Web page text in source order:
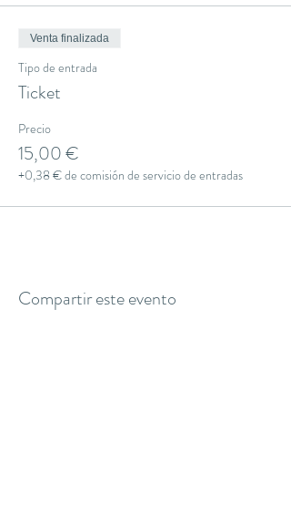
Venta finalizada
Tipo de entrada
Ticket
Precio
15,00 €
+0,38 € de comisión de servicio de entradas
Compartir este evento